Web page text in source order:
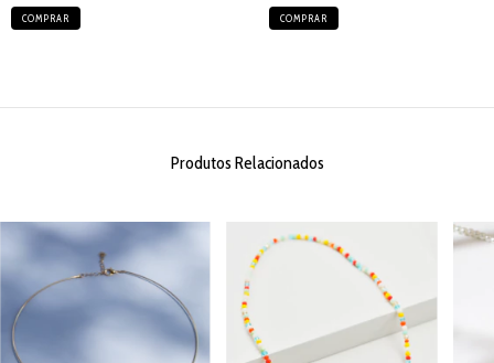
COMPRAR COMPRAR
Produtos Relacionados